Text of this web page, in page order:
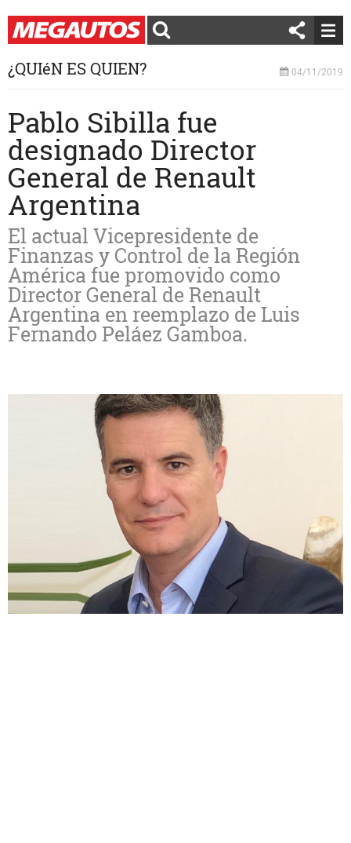
¿QUIéN ES QUIEN? 04/11/2019
Pablo Sibilla fue
designado Director
General de Renault
Argentina
El actual Vicepresidente de
Finanzas y Control de la Región
América fue promovido como
Director General de Renault
Argentina en reemplazo de Luis
Fernando Peláez Gamboa.